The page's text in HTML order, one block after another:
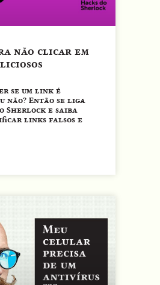
não clicar em
se um link é
não? Então se liga
Sherlock e saiba
links falsos e